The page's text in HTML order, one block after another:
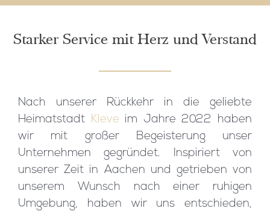
Starker Service mit Herz und Verstand
Nach unserer Rückkehr in die geliebte
Heimatstadt
Kleve im Jahre 2022 haben
wir mit großer Begeisterung unser
Unternehmen gegründet. Inspiriert von
unserer Zeit in Aachen und getrieben von
unserem Wunsch nach einer ruhigen
Umgebung, haben wir uns entschieden,